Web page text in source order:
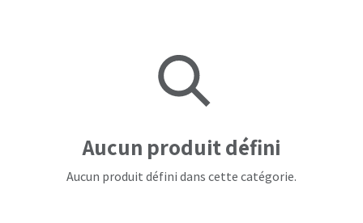
Aucun produit défini
Aucun produit défini dans cette catégorie.